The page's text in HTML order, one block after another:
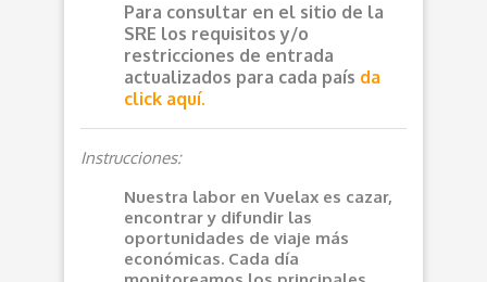
Para consultar en el sitio de la
SRE los requisitos y/o
restricciones de entrada
actualizados para cada país da
click aquí.
Instrucciones:
Nuestra labor en Vuelax es cazar,
encontrar y difundir las
oportunidades de viaje más
económicas. Cada día